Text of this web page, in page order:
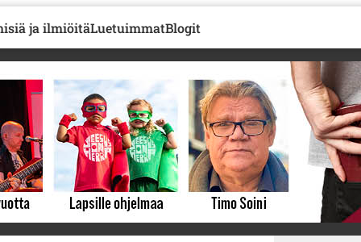
ja ilmiöitäLuetuimmatBlogit